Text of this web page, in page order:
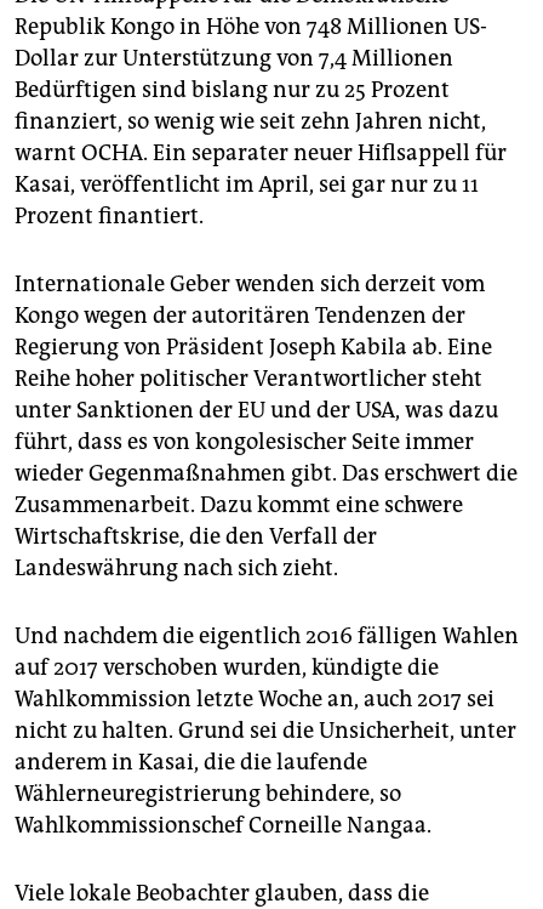
Republik Kongo in Höhe von 748 Millionen US-
Dollar zur Unterstützung von 7,4 Millionen
Bedürftigen sind bislang nur zu 25 Prozent
finanziert, so wenig wie seit zehn Jahren nicht,
warnt OCHA. Ein separater neuer Hiflsappell für
Kasai, veröffentlicht im April, sei gar nur zu 11
Prozent finantiert.
Internationale Geber wenden sich derzeit vom
Kongo wegen der autoritären Tendenzen der
Regierung von Präsident Joseph Kabila ab. Eine
Reihe hoher politischer Verantwortlicher steht
unter Sanktionen der EU und der USA, was dazu
führt, dass es von kongolesischer Seite immer
wieder Gegenmaßnahmen gibt. Das erschwert die
Zusammenarbeit. Dazu kommt eine schwere
Wirtschaftskrise, die den Verfall der
Landeswährung nach sich zieht.
Und nachdem die eigentlich 2016 fälligen Wahlen
auf 2017 verschoben wurden, kündigte die
Wahlkommission letzte Woche an, auch 2017 sei
nicht zu halten. Grund sei die Unsicherheit, unter
anderem in Kasai, die die laufende
Wählerneuregistrierung behindere, so
Wahlkommissionschef Corneille Nangaa.
Viele lokale Beobachter glauben, dass die